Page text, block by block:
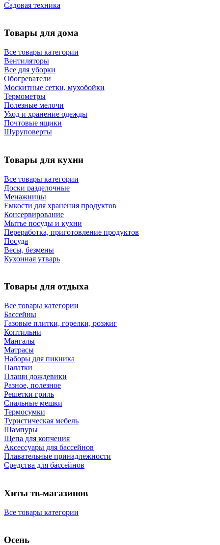
Садовая техника
Товары для дома
Все товары категории
Вентиляторы
Все для уборки
Обогреватели
Москитные сетки, мухобойки
Термометры
Полезные мелочи
Уход и хранение одежды
Почтовые ящики
Шуруповерты
Товары для кухни
Все товары категории
Доски разделочные
Менажницы
Емкости для хранения продуктов
Консервирование
Мытье посуды и кухни
Переработка, приготовление продуктов
Посуда
Весы, безмены
Кухонная утварь
Товары для отдыха
Все товары категории
Бассейны
Газовые плитки, горелки, розжиг
Коптильни
Мангалы
Матрасы
Наборы для пикника
Палатки
Плащи дождевики
Разное, полезное
Решетки гриль
Спальные мешки
Термосумки
Туристическая мебель
Шампуры
Щепа для копчения
Аксессуары для бассейнов
Плавательные принадлежности
Средства для бассейнов
Хиты тв-магазинов
Все товары категории
Осень